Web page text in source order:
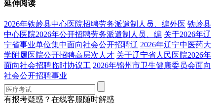
延伸阅读
2026年铁岭县中心医院招聘劳务派遣制人员、编外医 铁岭县
中心医院2026年公开招聘劳务派遣制人员、编 关于2026年辽
宁省事业单位集中面向社会公开招聘辽 2026年辽宁中医药大
学附属医院公开招聘高层次人才 关于辽宁省人民医院2026年
面向社会招聘临时协议工 2026年锦州市卫生健康委员会面向
社会公开招聘事业
有报考疑惑？在线客服随时解惑